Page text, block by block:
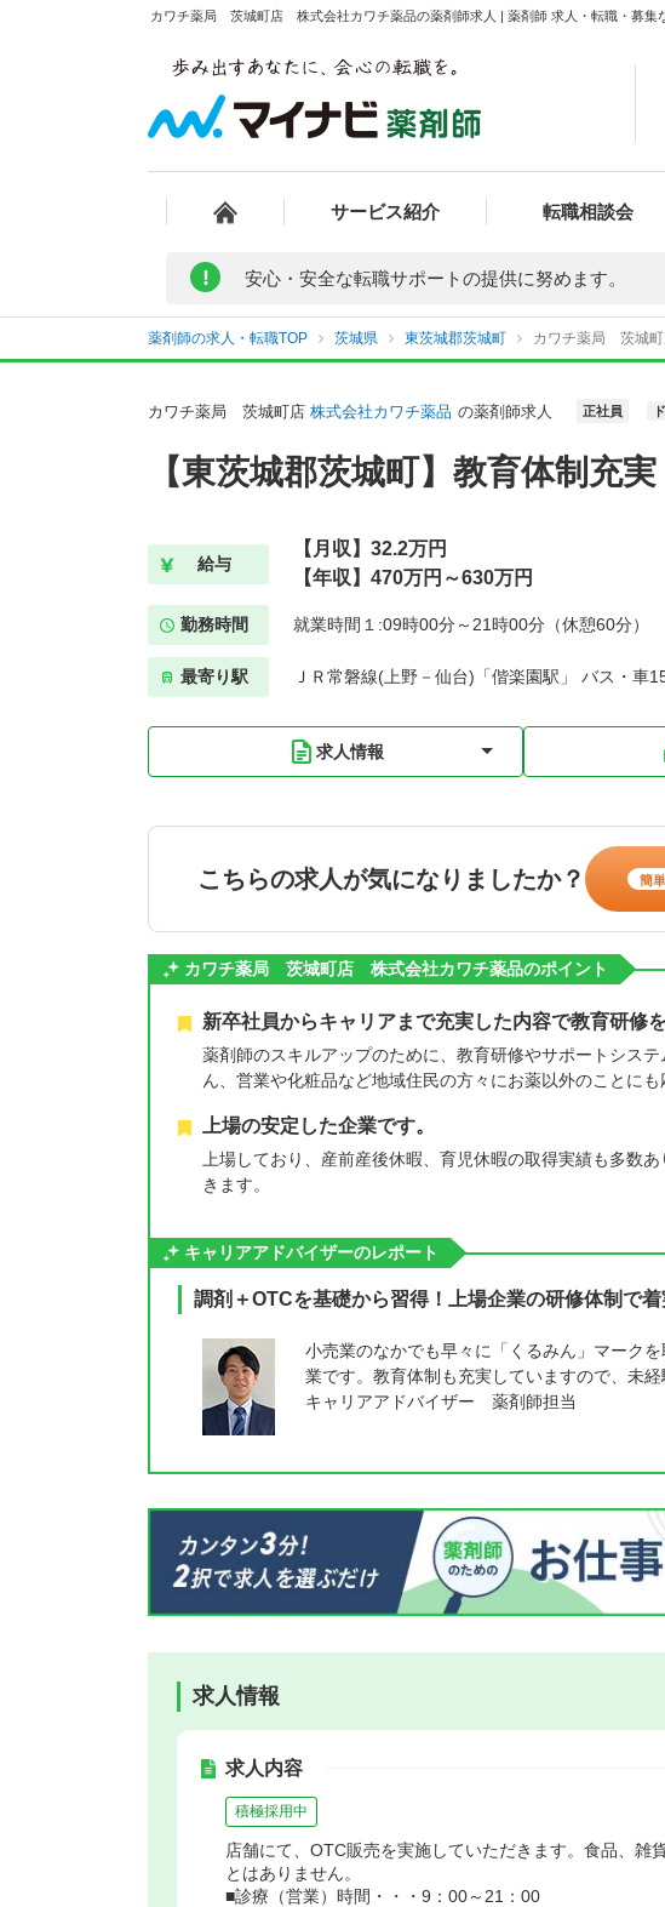
カワチ薬局 茨城町店 株式会社カワチ薬品の薬剤師求人 | 薬剤師 求人・転職・募集
サービス紹介 転職相談会
! 安心・安全な転職サポートの提供に努めます。
薬剤師の求人・転職TOP 茨城県 東茨城郡茨城町 カワチ薬局 茨城
カワチ薬局 茨城町店 株式会社カワチ薬品 の薬剤師求人 正社員
【東茨城郡茨城町】教育体制充
給与
【月収】32.2万円
【年収】470万円～630万円
勤務時間 就業時間１:09時00分～21時00分（休憩60分）
最寄り駅 ＪＲ常磐線(上野－仙台)「偕楽園駅」 バス・車
求人情報
こちらの求人が気になりましたか？ 簡
カワチ薬局 茨城町店 株式会社カワチ薬品のポイント
新卒社員からキャリアまで充実した内容で教育研修
薬剤師のスキルアップのために、教育研修やサポートシス
ん、営業や化粧品など地域住民の方々にお薬以外のことに
上場の安定した企業です。
上場しており、産前産後休暇、育児休暇の取得実績も多数
きます。
キャリアアドバイザーのレポート
調剤＋OTCを基礎から習得！上場企業の研修体制で着
小売業のなかでも早々に「くるみん」マーク
業です。教育体制も充実していますので、未経
キャリアアドバイザー 薬剤師担当
求人情報
求人内容
積極採用中
店舗にて、OTC販売を実施していただきます。食品、雑
とはありません。
■診療（営業）時間・・・9：00～21：00